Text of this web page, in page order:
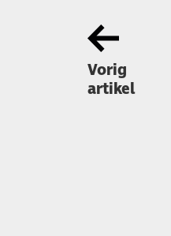
Vorig
artikel